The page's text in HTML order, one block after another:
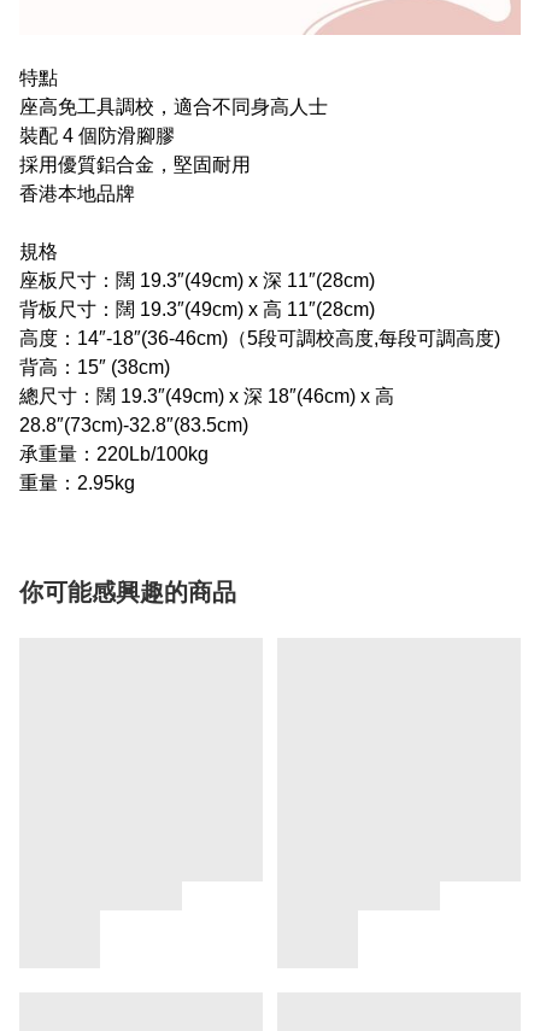
特點
座高免工具調校，適合不同身高人士
裝配 4 個防滑腳膠
採用優質鋁合金，堅固耐用
香港本地品牌
規格
座板尺寸：闊 19.3″(49cm) x 深 11″(28cm)
背板尺寸：闊 19.3″(49cm) x 高 11″(28cm)
高度：14″-18″(36-46cm)（5段可調校高度,每段可調高度)
背高：15″ (38cm)
總尺寸：闊 19.3″(49cm) x 深 18″(46cm) x 高
28.8″(73cm)-32.8″(83.5cm)
承重量：220Lb/100kg
重量：2.95kg
你可能感興趣的商品